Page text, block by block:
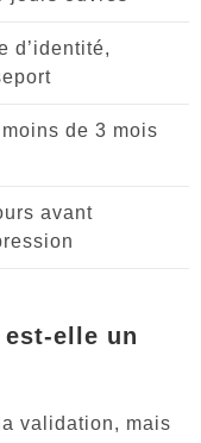
d’identité,
de 3 mois
avant
elle un
validation, mais